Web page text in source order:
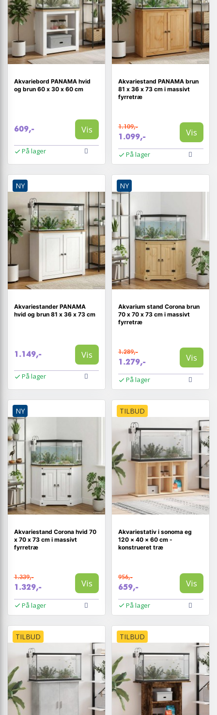
Akvariebord PANAMA hvid
og brun 60 x 30 x 60 cm
609,- Vis
På lager
Akvariestand PANAMA brun
81 x 36 x 73 cm i massivt
fyrretræ
1.109,-
1.099,- Vis
På lager
NY
Akvariestander PANAMA
hvid og brun 81 x 36 x 73 cm
1.149,- Vis
På lager
NY
Akvarium stand Corona brun
70 x 70 x 73 cm i massivt
fyrretræ
1.289,-
1.279,- Vis
På lager
NY
Akvariestand Corona hvid 70
x 70 x 73 cm i massivt
fyrretræ
1.339,-
1.329,- Vis
På lager
TILBUD
Akvariestativ i sonoma eg
120 × 40 × 60 cm -
konstrueret træ
956,-
659,- Vis
På lager
TILBUD TILBUD